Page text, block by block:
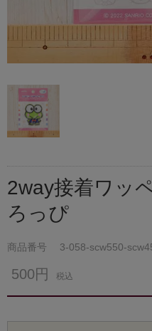
2way接着ワッ
ろっぴ
商品番号 3-058-scw550-
500円 税込